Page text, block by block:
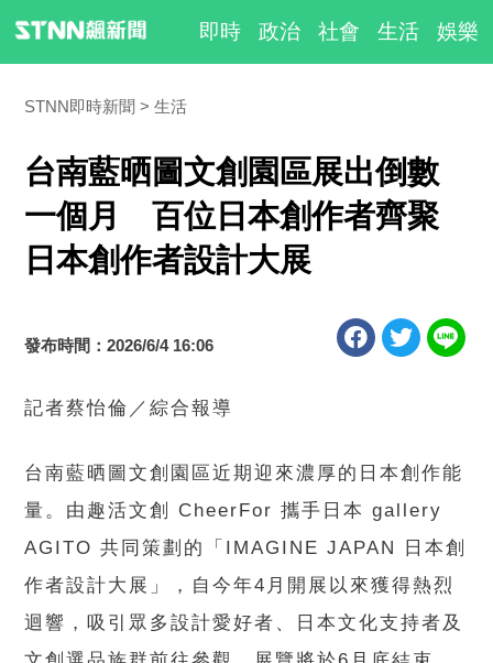
即時 政治 社會 生活 娛樂
STNN即時新聞 生活
台南藍晒圖文創園區展出倒數
一個月 百位日本創作者齊聚
日本創作者設計大展
發布時間：2026/6/4 16:06
記者蔡怡倫／綜合報導
台南藍晒圖文創園區近期迎來濃厚的日本創作能
量。由趣活文創 CheerFor 攜手日本 gallery
AGITO 共同策劃的「IMAGINE JAPAN 日本創
作者設計大展」，自今年4月開展以來獲得熱烈
迴響，吸引眾多設計愛好者、日本文化支持者及